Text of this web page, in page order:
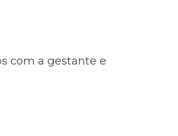
com a gestante e